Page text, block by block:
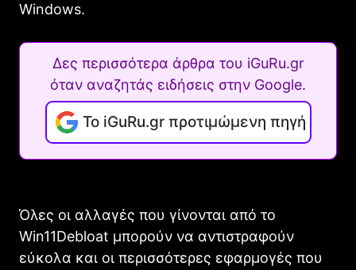
Windows.
Δες περισσότερα άρθρα του iGuRu.gr
όταν αναζητάς ειδήσεις στην Google.
Το iGuRu.gr προτιμώμενη πηγή
Όλες οι αλλαγές που γίνονται από το
Win11Debloat μπορούν να αντιστραφούν
εύκολα και οι περισσότερες εφαρμογές που